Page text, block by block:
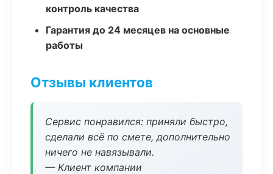
контроль качества
Гарантия до 24 месяцев на основные
работы
Отзывы клиентов
Сервис понравился: приняли быстро,
сделали всё по смете, дополнительно
ничего не навязывали.
— Клиент компании